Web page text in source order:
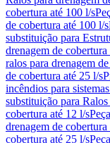
cobertura até 100 l/s
de cobertura até 100 l/s
substituição para
drenagem de cobertura
ralos para drenagem
de cobertura até 25 l/s
incêndios para
substituição para
cobertura até 12 l/s
drenagem de cobertura
cobertura até 25 l/s